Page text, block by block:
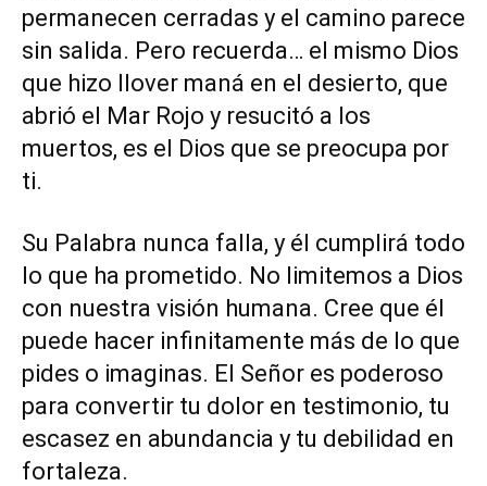
permanecen cerradas y el camino parece
sin salida. Pero recuerda… el mismo Dios
que hizo llover maná en el desierto, que
abrió el Mar Rojo y resucitó a los
muertos, es el Dios que se preocupa por
ti.
Su Palabra nunca falla, y él cumplirá todo
lo que ha prometido. No limitemos a Dios
con nuestra visión humana. Cree que él
puede hacer infinitamente más de lo que
pides o imaginas. El Señor es poderoso
para convertir tu dolor en testimonio, tu
escasez en abundancia y tu debilidad en
fortaleza.